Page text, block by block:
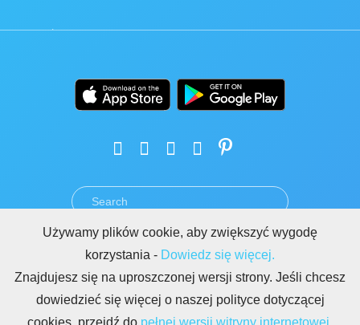
REGULAMIN POLITYKA PRYWATNOŚCI RODO
BEZPIECZEŃSTWO
NADUŻYCIA
REGULAMIN BITRIX24.STRONY
Copyright © 2026 Bitrix24
Używamy plików cookie, aby zwiększyć wygodę
korzystania - Dowiedz się więcej.
Znajdujesz się na uproszczonej wersji strony. Jeśli chcesz
dowiedzieć się więcej o naszej polityce dotyczącej
cookies, przejdź do pełnej wersji witryny internetowej.